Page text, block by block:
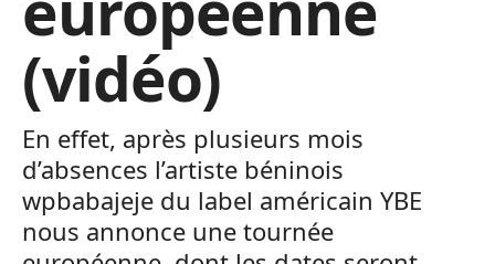
(vidéo)
En effet, après plusieurs mois
d’absences l’artiste béninois
wpbabajeje du label américain YBE
nous annonce une tournée